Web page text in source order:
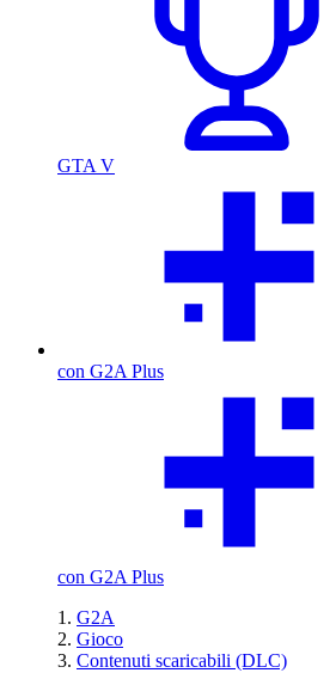
GTA V
con G2A Plus
con G2A Plus
G2A
Gioco
Contenuti scaricabili (DLC)